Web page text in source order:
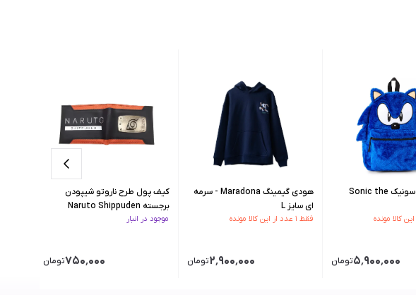
کوله پشتی سونیک Sonic the
۵٬۹۰۰٬۰۰۰تومان
هودی گیمینگ Maradona - سرمه
ای سایز L
فقط ۱ عدد از این کالا مونده
۲٬۹۰۰٬۰۰۰تومان
کیف پول طرح ناروتو شیپودن
برجسته Naruto Shippuden
Wallet
موجود در انبار
۷۵۰٬۰۰۰تومان